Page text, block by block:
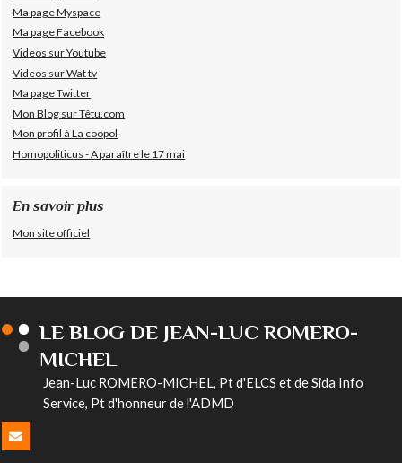
Ma page Myspace
Ma page Facebook
Videos sur Youtube
Videos sur Wat tv
Ma page Twitter
Mon Blog sur Têtu.com
Mon profil à La coopol
Homopoliticus - A paraître le 17 mai
En savoir plus
Mon site officiel
LE BLOG DE JEAN-LUC ROMERO-
MICHEL
Jean-Luc ROMERO-MICHEL, Pt d'ELCS et de Sida Info
Service, Pt d'honneur de l'ADMD